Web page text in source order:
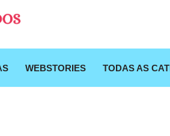
WEBSTORIES TODAS AS